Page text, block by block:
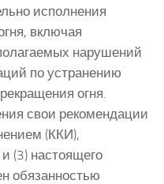
исполнения
включая
нарушений
по устранению
огня.
свои рекомендации
(ККИ),
(3) настоящего
обязанностью